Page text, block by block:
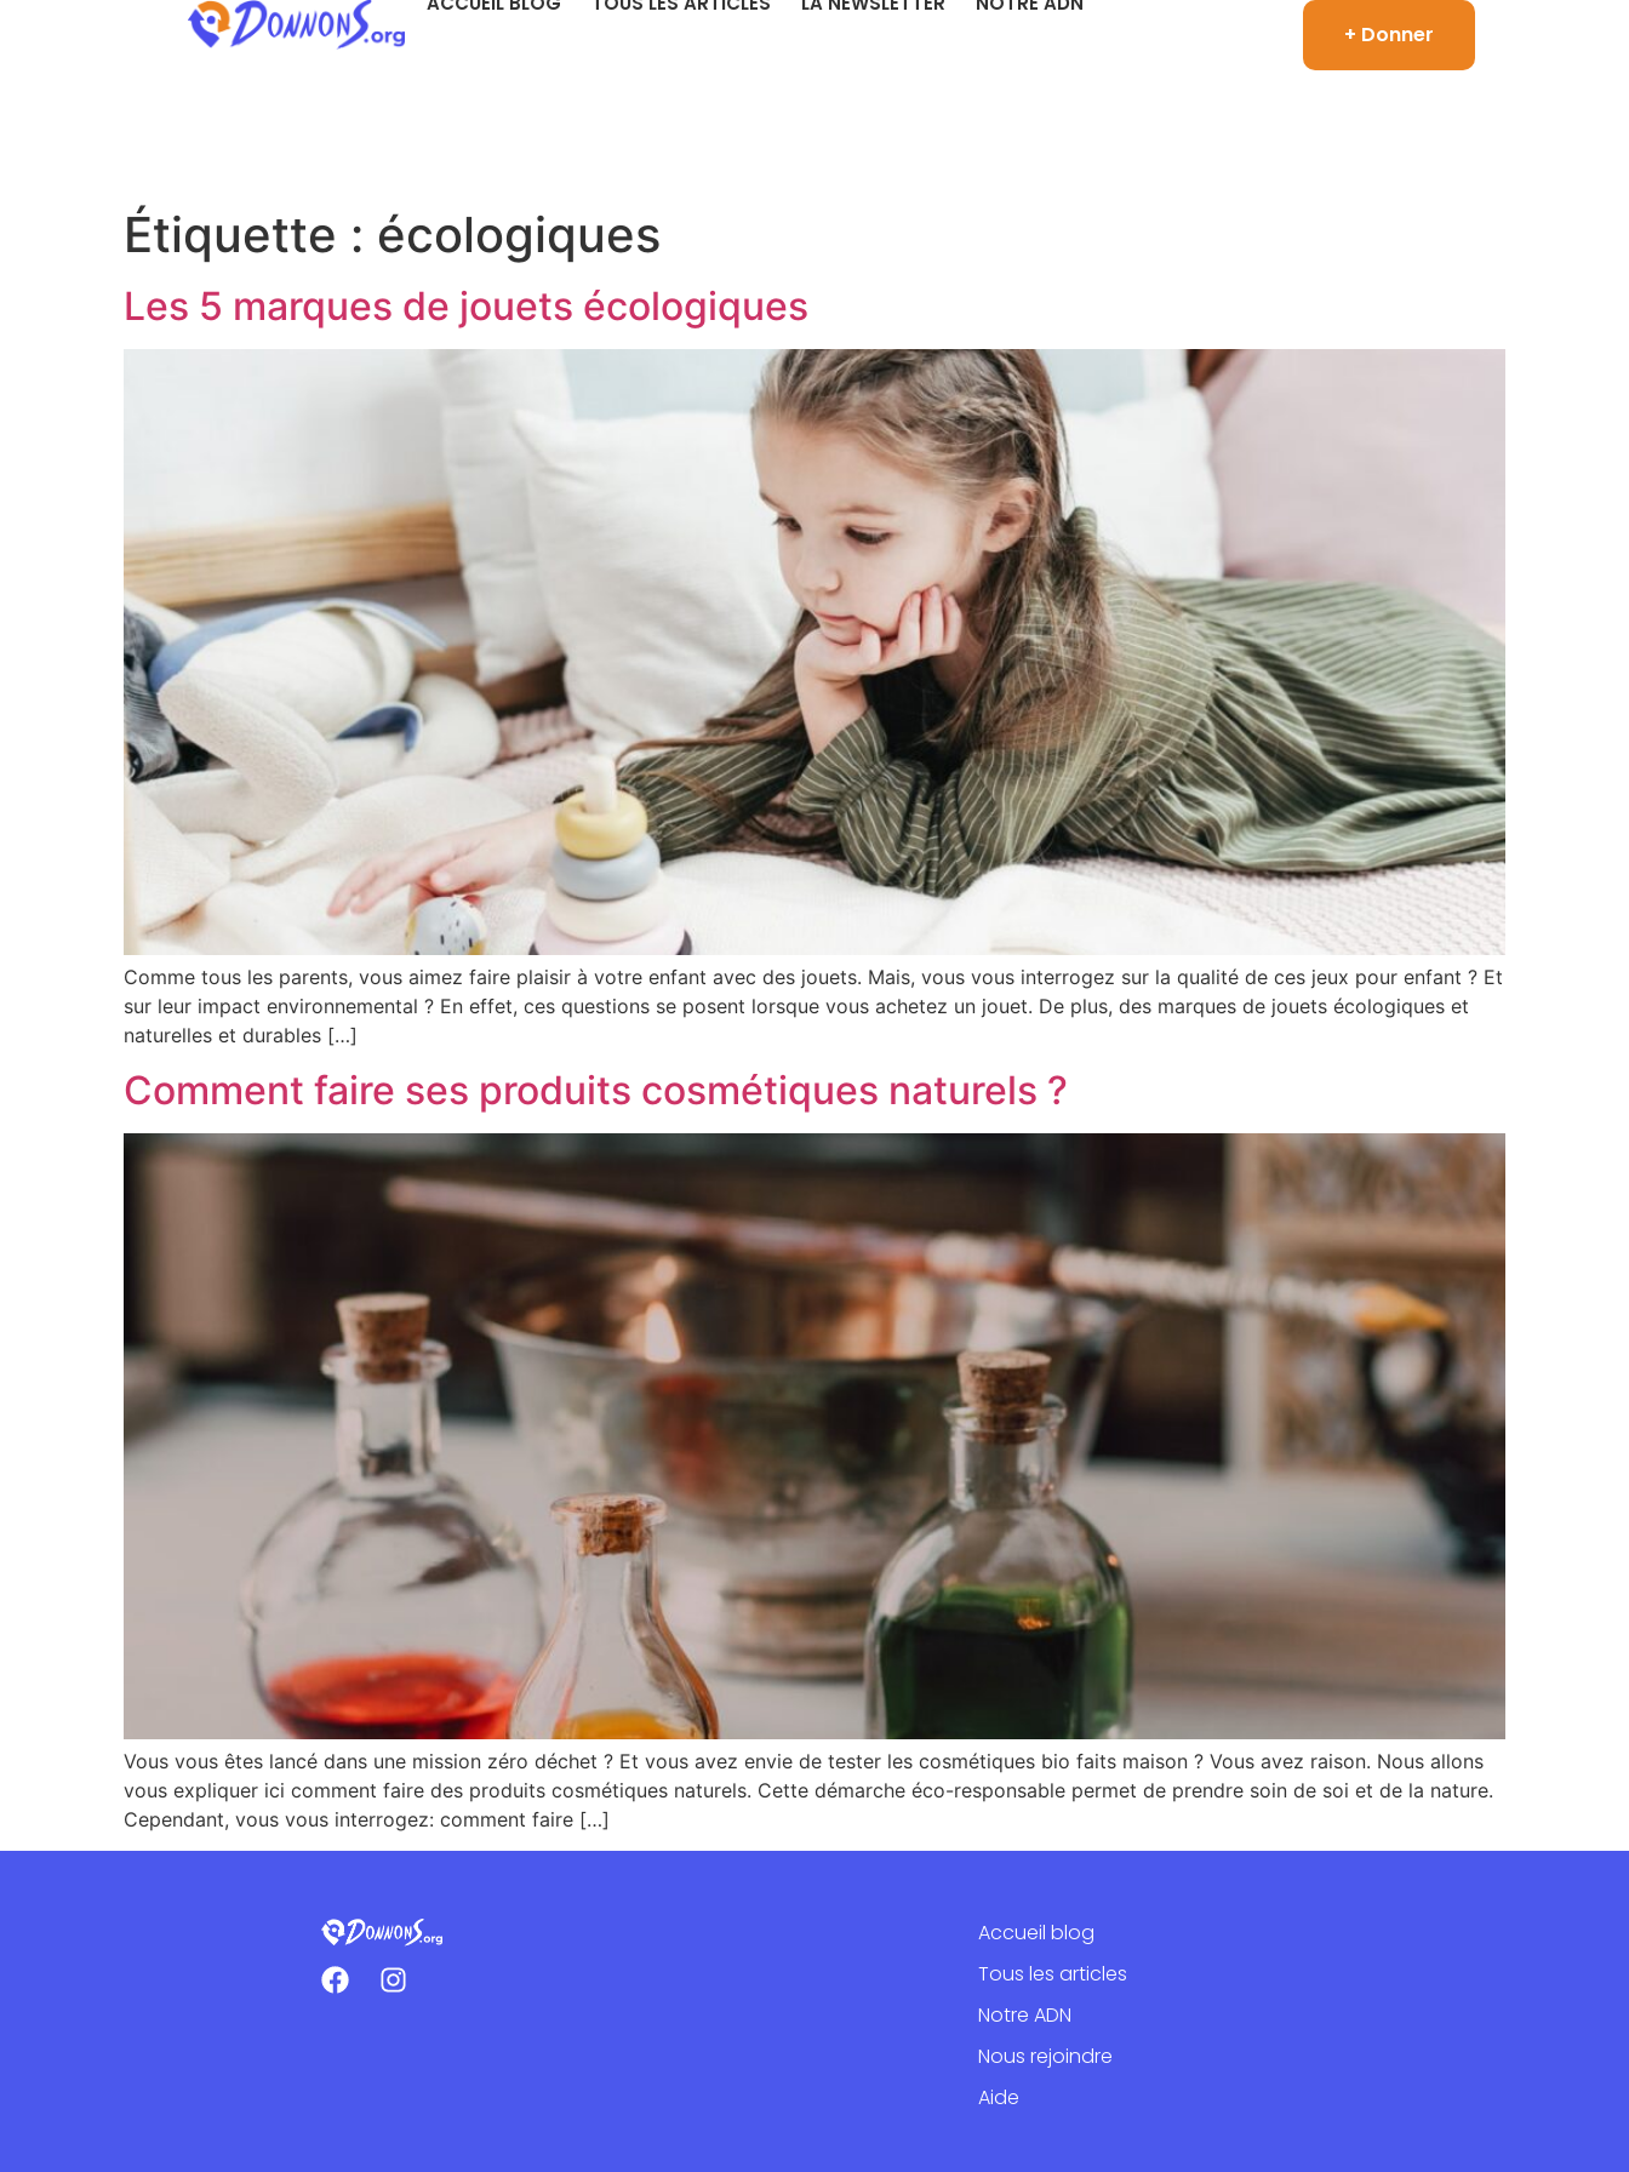
+ Donner
Étiquette : écologiques
Les 5 marques de jouets écologiques
Comme tous les parents, vous aimez faire plaisir à votre enfant avec des jouets. Mais, vous vous interrogez sur la qualité de ces jeux pour enfant ? Et
sur leur impact environnemental ? En effet, ces questions se posent lorsque vous achetez un jouet. De plus, des marques de jouets écologiques et
naturelles et durables […]
Comment faire ses produits cosmétiques naturels ?
Vous vous êtes lancé dans une mission zéro déchet ? Et vous avez envie de tester les cosmétiques bio faits maison ? Vous avez raison. Nous allons
vous expliquer ici comment faire des produits cosmétiques naturels. Cette démarche éco-responsable permet de prendre soin de soi et de la nature.
Cependant, vous vous interrogez: comment faire […]
Accueil blog
Tous les articles
Notre ADN
Nous rejoindre
Aide